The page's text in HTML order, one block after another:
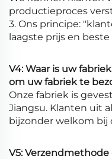
productieproces
3. Ons principe:
laagste prijs en
V4: Waar is uw
om uw fabriek te
Onze fabriek is
Jiangsu. Klanten uit
bijzonder welkom bij
V5: